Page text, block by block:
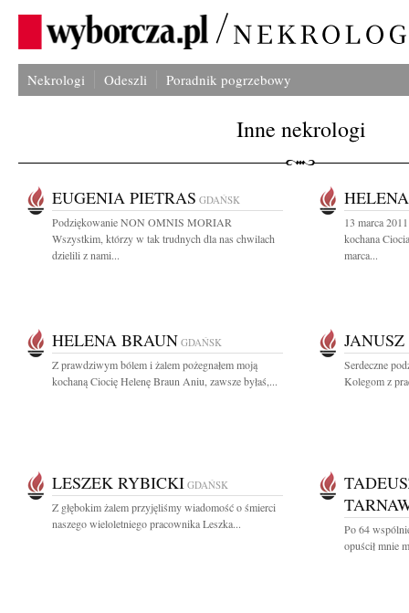
Nekrologi Odeszli Poradnik pogrzebowy
Inne nekrologi
EUGENIA PIETRAS GDAŃSK
Podziękowanie NON OMNIS MORIAR
Wszystkim, którzy w tak trudnych dla nas chwilach
dzielili z nami...
13 marca
kochana
marca...
HELENA BRAUN GDAŃSK
Z prawdziwym bólem i żalem pożegnałem moją
kochaną Ciocię Helenę Braun Aniu, zawsze byłaś,...
Serdeczne
Kolegom z
LESZEK RYBICKI GDAŃSK
Z głębokim żalem przyjęliśmy wiadomość o śmierci
naszego wieloletniego pracownika Leszka...
Po 64
opuścił mnie